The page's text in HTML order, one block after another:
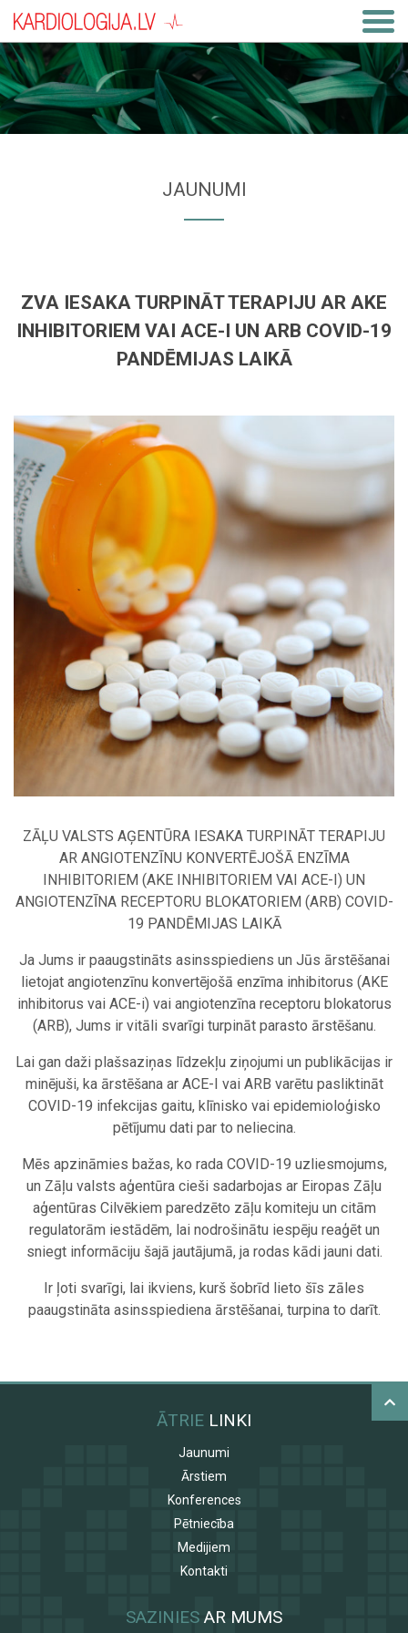
JAUNUMI
ZVA IESAKA TURPINĀT TERAPIJU AR AKE
INHIBITORIEM VAI ACE-I UN ARB COVID-19
PANDĒMIJAS LAIKĀ
ZĀĻU VALSTS AĢENTŪRA IESAKA TURPINĀT TERAPIJU
AR ANGIOTENZĪNU KONVERTĒJOŠĀ ENZĪMA
INHIBITORIEM (AKE INHIBITORIEM VAI ACE-I) UN
ANGIOTENZĪNA RECEPTORU BLOKATORIEM (ARB) COVID-
19 PANDĒMIJAS LAIKĀ
Ja Jums ir paaugstināts asinsspiediens un Jūs ārstēšanai
lietojat angiotenzīnu konvertējošā enzīma inhibitorus (AKE
inhibitorus vai ACE-i) vai angiotenzīna receptoru blokatorus
(ARB), Jums ir vitāli svarīgi turpināt parasto ārstēšanu.
Lai gan daži plašsaziņas līdzekļu ziņojumi un publikācijas ir
minējuši, ka ārstēšana ar ACE-I vai ARB varētu pasliktināt
COVID-19 infekcijas gaitu, klīnisko vai epidemioloģisko
pētījumu dati par to neliecina.
Mēs apzināmies bažas, ko rada COVID-19 uzliesmojums,
un Zāļu valsts aģentūra cieši sadarbojas ar Eiropas Zāļu
aģentūras Cilvēkiem paredzēto zāļu komiteju un citām
regulatorām iestādēm, lai nodrošinātu iespēju reaģēt un
sniegt informāciju šajā jautājumā, ja rodas kādi jauni dati.
Ir ļoti svarīgi, lai ikviens, kurš šobrīd lieto šīs zāles
paaugstināta asinsspiediena ārstēšanai, turpina to darīt.
ĀTRIE LINKI
Jaunumi
Ārstiem
Konferences
Pētniecība
Medijiem
Kontakti
SAZINIES AR MUMS